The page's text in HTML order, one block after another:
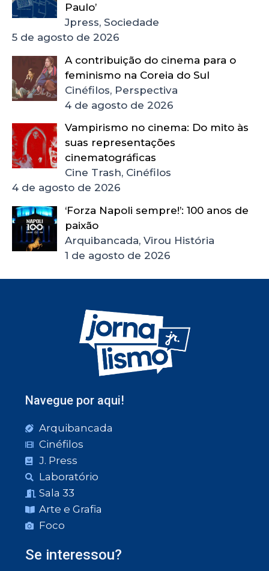
Paulo’
Jpress, Sociedade
5 de agosto de 2026
A contribuição do cinema para o
feminismo na Coreia do Sul
Cinéfilos, Perspectiva
4 de agosto de 2026
Vampirismo no cinema: Do mito às
suas representações
cinematográficas
Cine Trash, Cinéfilos
4 de agosto de 2026
‘Forza Napoli sempre!’: 100 anos de
paixão
Arquibancada, Virou História
1 de agosto de 2026
Navegue por aqui!
Arquibancada
Cinéfilos
J. Press
Laboratório
Sala 33
Arte e Grafia
Foco
Se interessou?